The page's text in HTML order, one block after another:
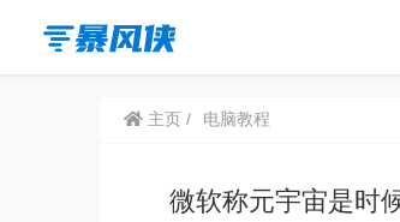
主页 电脑教程
微软称元宇宙是时